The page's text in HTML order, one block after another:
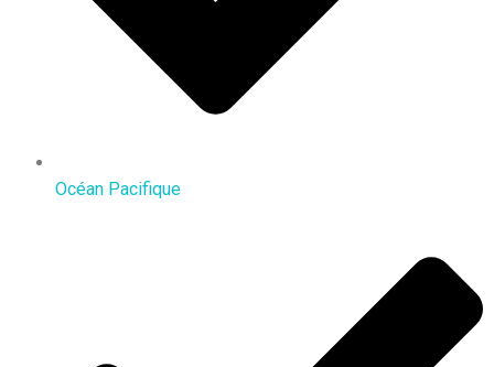
Océan Pacifique